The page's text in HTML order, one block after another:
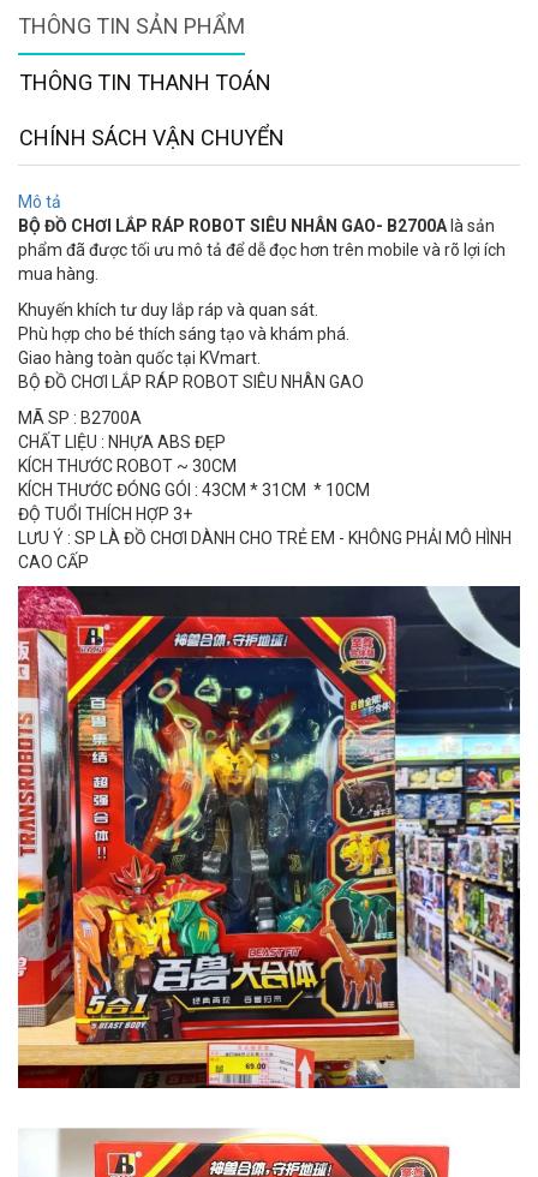
THÔNG TIN SẢN PHẨM
THÔNG TIN THANH TOÁN
CHÍNH SÁCH VẬN CHUYỂN
Mô tả
BỘ ĐỒ CHƠI LẮP RÁP ROBOT SIÊU NHÂN GAO- B2700A là sản
phẩm đã được tối ưu mô tả để dễ đọc hơn trên mobile và rõ lợi ích
mua hàng.
Khuyến khích tư duy lắp ráp và quan sát.
Phù hợp cho bé thích sáng tạo và khám phá.
Giao hàng toàn quốc tại KVmart.
BỘ ĐỒ CHƠI LẮP RÁP ROBOT SIÊU NHÂN GAO
MÃ SP : B2700A
CHẤT LIỆU : NHỰA ABS ĐẸP
KÍCH THƯỚC ROBOT ~ 30CM
KÍCH THƯỚC ĐÓNG GÓI : 43CM * 31CM * 10CM
ĐỘ TUỔI THÍCH HỢP 3+
LƯU Ý : SP LÀ ĐỒ CHƠI DÀNH CHO TRẺ EM - KHÔNG PHẢI MÔ HÌNH
CAO CẤP